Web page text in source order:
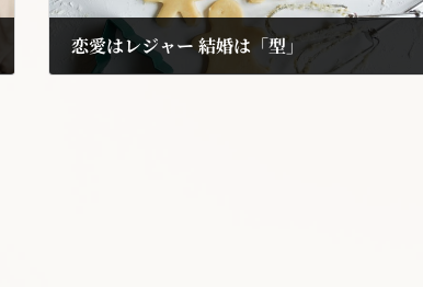
恋愛はレジャー 結婚は「型」